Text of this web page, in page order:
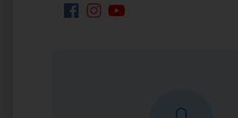
FacebookInstagram
Youtube